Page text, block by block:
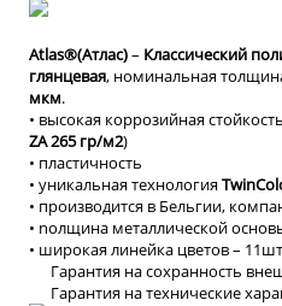
Atlas®(Атлас)– Классический
глянцевая, номинальная
мкм.
• высокая коррозийная
ZA 265 гр/м2)
• пластичность
• уникальная технология
• производится в Бельгии,
• nолщина металлической
• широкая линейка цветов –
Гарантия на сохранность
Гарантия на технические